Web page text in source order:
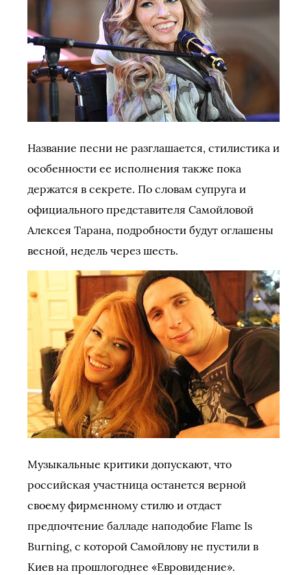
Название песни не разглашается, стилистика и
особенности ее исполнения также пока
держатся в секрете. По словам супруга и
официального представителя Самойловой
Алексея Тарана, подробности будут оглашены
весной, недель через шесть.
Музыкальные критики допускают, что
российская участница останется верной
своему фирменному стилю и отдаст
предпочтение балладе наподобие Flame Is
Burning, с которой Самойлову не пустили в
Киев на прошлогоднее «Евровидение».